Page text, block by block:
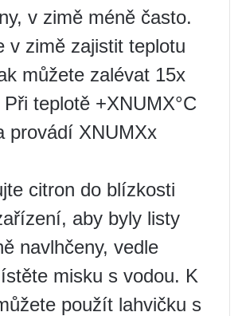
v zimě méně často.
v zimě zajistit teplotu
můžete zalévat 15x
teplotě +XNUMX°C
provádí XNUMXx
citron do blízkosti
aby byly listy
navlhčeny, vedle
misku s vodou. K
použít lahvičku s